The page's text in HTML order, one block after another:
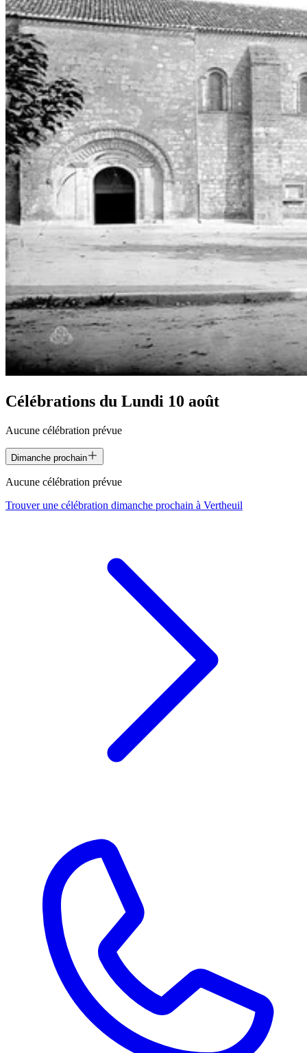
Célébrations du Lundi 10 août
Aucune célébration prévue
Dimanche prochain
Aucune célébration prévue
Trouver une célébration dimanche prochain à Vertheuil